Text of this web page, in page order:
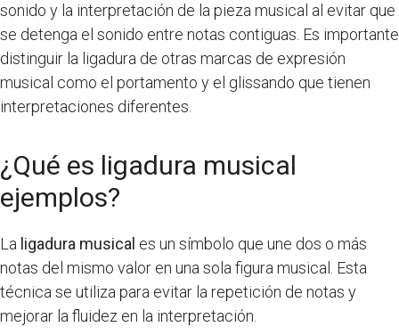
sonido y la interpretación de la pieza musical al evitar que
se detenga el sonido entre notas contiguas. Es importante
distinguir la ligadura de otras marcas de expresión
musical como el portamento y el glissando que tienen
interpretaciones diferentes.
¿Qué es ligadura musical
ejemplos?
La ligadura musical es un símbolo que une dos o más
notas del mismo valor en una sola figura musical. Esta
técnica se utiliza para evitar la repetición de notas y
mejorar la fluidez en la interpretación.